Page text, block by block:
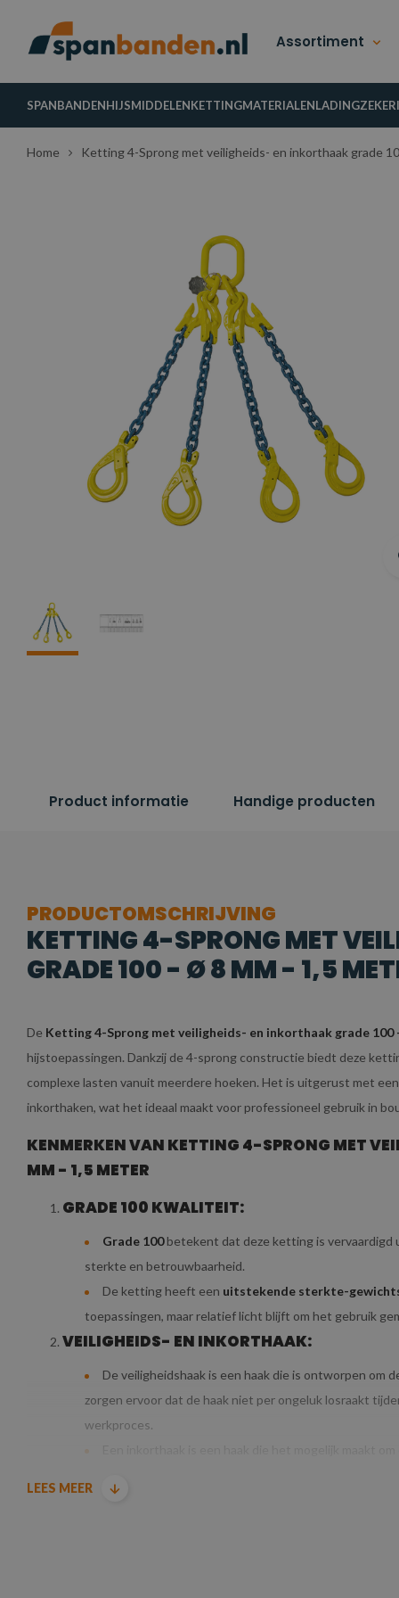
Assortiment
SPANBANDENHIJSMIDDELENKETTINGMATERIALEN
Home Ketting 4-Sprong met veiligheids- en inkorthaak grade
Product informatie Handige producten
PRODUCTOMSCHRIJVING
KETTING 4-SPRONG MET
GRADE 100 - Ø 8 MM - 1,5
De Ketting 4-Sprong met veiligheids- en inkorthaak grade 100
hijstoepassingen. Dankzij de 4-sprong constructie biedt deze
complexe lasten vanuit meerdere hoeken. Het is uitgerust met
inkorthaken, wat het ideaal maakt voor professioneel gebruik in
KENMERKEN VAN KETTING 4-SPRONG MET
MM - 1,5 METER
GRADE 100 KWALITEIT:
Grade 100betekent dat deze ketting is vervaardigd
sterkte en betrouwbaarheid.
De ketting heeft een uitstekende sterkte-
toepassingen, maar relatief licht blijft om het gebruik
VEILIGHEIDS- EN INKORTHAAK:
De veiligheidshaak is een haak die is ontworpen om
zorgen ervoor dat de haak niet per ongeluk losraakt
werkproces.
LEES MEER